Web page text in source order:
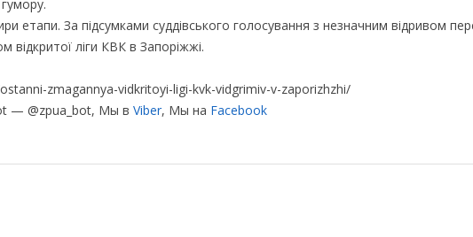
етапи. За підсумками суддівського голосування з незначним відривом
ліги КВК в Запоріжжі.
zmagannya-vidkritoyi-ligi-kvk-vidgrimiv-v-zaporizhzhi/
— @zpua_bot, Мы в Viber, Мы на Facebook